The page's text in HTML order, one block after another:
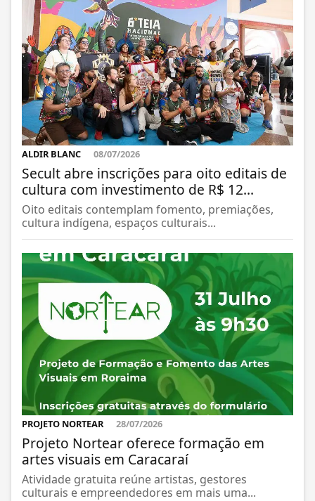
ALDIR BLANC 08/07/2026
Secult abre inscrições para oito editais de
cultura com investimento de R$ 12...
Oito editais contemplam fomento, premiações,
cultura indígena, espaços culturais...
PROJETO NORTEAR 28/07/2026
Projeto Nortear oferece formação em
artes visuais em Caracaraí
Atividade gratuita reúne artistas, gestores
culturais e empreendedores em mais uma...